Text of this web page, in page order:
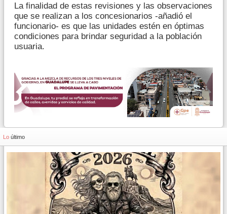
La finalidad de estas revisiones y las observaciones
que se realizan a los concesionarios -añadió el
funcionario- es que las unidades estén en óptimas
condiciones para brindar seguridad a la población
usuaria.
Lo último